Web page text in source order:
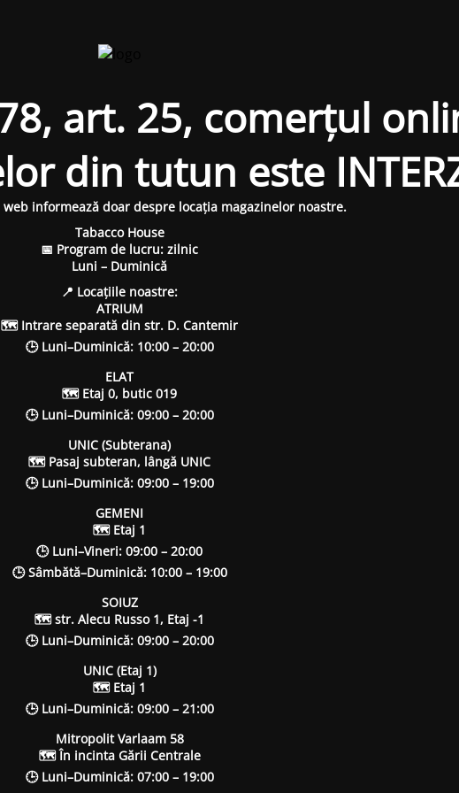
art. 25, comerțul
din tutun este
informează doar despre locația magazinelor noastre.
Tabacco House
📅 Program de lucru: zilnic
Luni – Duminică
📍 Locațiile noastre:
ATRIUM
🗺 Intrare separată din str. D. Cantemir
🕒 Luni–Duminică: 10:00 – 20:00
ELAT
🗺 Etaj 0, butic 019
🕒 Luni–Duminică: 09:00 – 20:00
UNIC (Subterana)
🗺 Pasaj subteran, lângă UNIC
🕒 Luni–Duminică: 09:00 – 19:00
GEMENI
🗺 Etaj 1
🕒 Luni–Vineri: 09:00 – 20:00
🕒 Sâmbătă–Duminică: 10:00 – 19:00
SOIUZ
🗺 str. Alecu Russo 1, Etaj -1
🕒 Luni–Duminică: 09:00 – 20:00
UNIC (Etaj 1)
🗺 Etaj 1
🕒 Luni–Duminică: 09:00 – 21:00
Mitropolit Varlaam 58
🗺 În incinta Gării Centrale
🕒 Luni–Duminică: 07:00 – 19:00